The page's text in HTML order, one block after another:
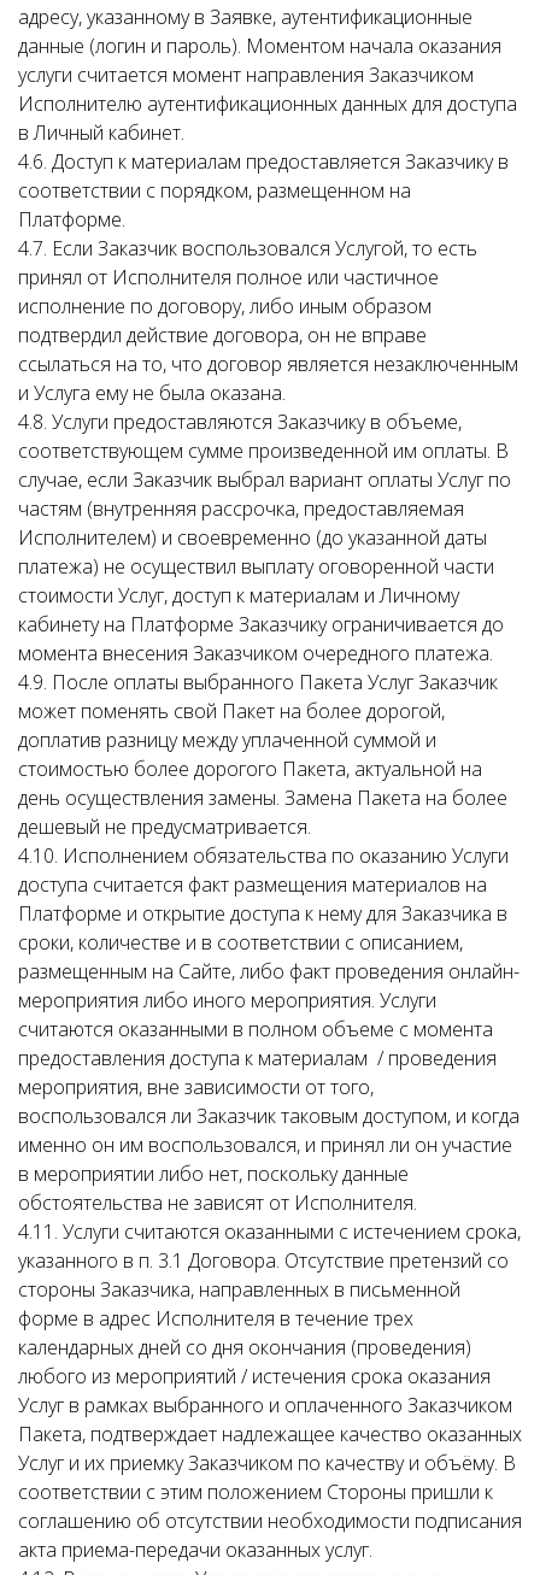
адресу, указанному в Заявке, аутентификационные
данные (логин и пароль). Моментом начала оказания
услуги считается момент направления Заказчиком
Исполнителю аутентификационных данных для доступа
в Личный кабинет.
4.6. Доступ к материалам предоставляется Заказчику в
соответствии с порядком, размещенном на
Платформе.
4.7. Если Заказчик воспользовался Услугой, то есть
принял от Исполнителя полное или частичное
исполнение по договору, либо иным образом
подтвердил действие договора, он не вправе
ссылаться на то, что договор является незаключенным
и Услуга ему не была оказана.
4.8. Услуги предоставляются Заказчику в объеме,
соответствующем сумме произведенной им оплаты. В
случае, если Заказчик выбрал вариант оплаты Услуг по
частям (внутренняя рассрочка, предоставляемая
Исполнителем) и своевременно (до указанной даты
платежа) не осуществил выплату оговоренной части
стоимости Услуг, доступ к материалам и Личному
кабинету на Платформе Заказчику ограничивается до
момента внесения Заказчиком очередного платежа.
4.9. После оплаты выбранного Пакета Услуг Заказчик
может поменять свой Пакет на более дорогой,
доплатив разницу между уплаченной суммой и
стоимостью более дорогого Пакета, актуальной на
день осуществления замены. Замена Пакета на более
дешевый не предусматривается.
4.10. Исполнением обязательства по оказанию Услуги
доступа считается факт размещения материалов на
Платформе и открытие доступа к нему для Заказчика в
сроки, количестве и в соответствии с описанием,
размещенным на Сайте, либо факт проведения онлайн-
мероприятия либо иного мероприятия. Услуги
считаются оказанными в полном объеме с момента
предоставления доступа к материалам / проведения
мероприятия, вне зависимости от того,
воспользовался ли Заказчик таковым доступом, и когда
именно он им воспользовался, и принял ли он участие
в мероприятии либо нет, поскольку данные
обстоятельства не зависят от Исполнителя.
4.11. Услуги считаются оказанными с истечением срока,
указанного в п. 3.1 Договора. Отсутствие претензий со
стороны Заказчика, направленных в письменной
форме в адрес Исполнителя в течение трех
календарных дней со дня окончания (проведения)
любого из мероприятий / истечения срока оказания
Услуг в рамках выбранного и оплаченного Заказчиком
Пакета, подтверждает надлежащее качество оказанных
Услуг и их приемку Заказчиком по качеству и объёму. В
соответствии с этим положением Стороны пришли к
соглашению об отсутствии необходимости подписания
акта приема-передачи оказанных услуг.